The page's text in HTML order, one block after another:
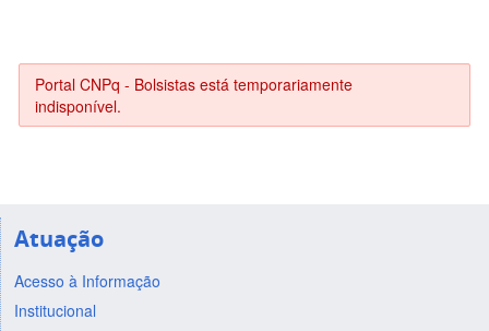
Portal CNPq - Bolsistas está temporariamente
indisponível.
Atuação
Acesso à Informação
Institucional